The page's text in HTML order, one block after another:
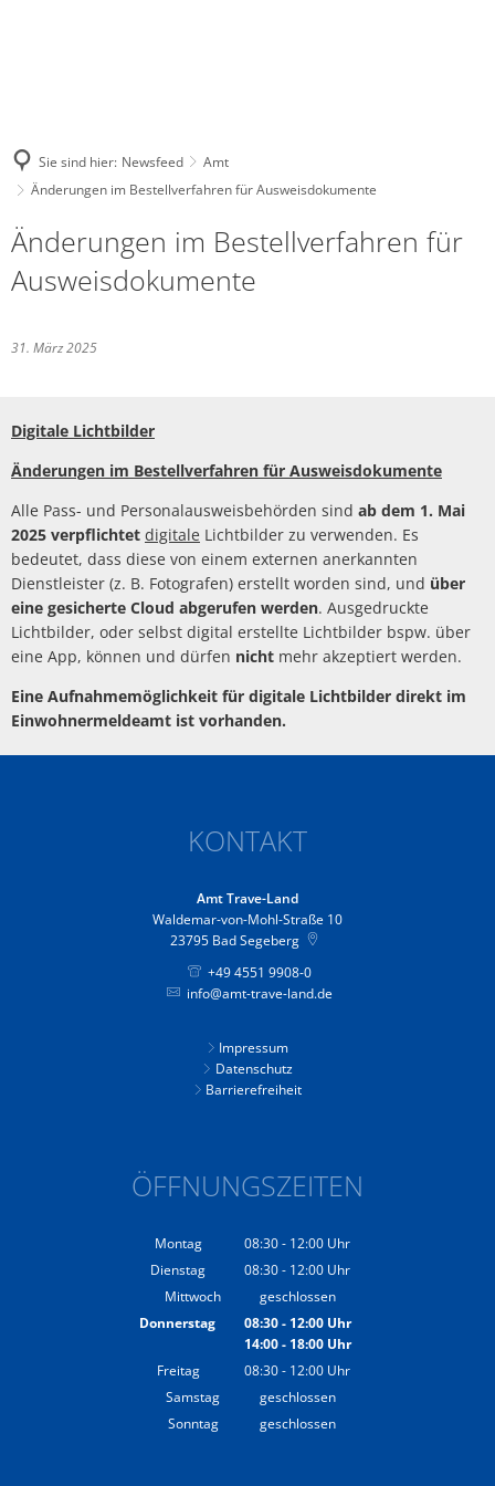
Sie sind hier: Newsfeed
Amt
Änderungen im Bestellverfahren für Ausweisdokumente
Änderungen im Bestellverfahren für
Ausweisdokumente
31. März 2025
Digitale Lichtbilder
Änderungen im Bestellverfahren für Ausweisdokumente
Alle Pass- und Personalausweisbehörden sind ab dem 1. Mai
2025 verpflichtet digitale Lichtbilder zu verwenden. Es
bedeutet, dass diese von einem externen anerkannten
Dienstleister (z. B. Fotografen) erstellt worden sind, und über
eine gesicherte Cloud abgerufen werden. Ausgedruckte
Lichtbilder, oder selbst digital erstellte Lichtbilder bspw. über
eine App, können und dürfen nicht mehr akzeptiert werden.
Eine Aufnahmemöglichkeit für digitale Lichtbilder direkt im
Einwohnermeldeamt ist vorhanden.
KONTAKT
Amt Trave-Land
Waldemar-von-Mohl-Straße 10
23795 Bad Segeberg
+49 4551 9908-0
info@amt-trave-land.de
Impressum
Datenschutz
Barrierefreiheit
ÖFFNUNGSZEITEN
Montag 08:30- 12:00 Uhr
Von 08:30 bis 12:00 Uhr
Dienstag 08:30- 12:00 Uhr
Von 08:30 bis 12:00 Uhr
Mittwoch
geschlossen
Donnerstag
08:30- 12:00Uhr
Von 08:30 bis 12:00 Uhr
14:00- 18:00Uhr
Von 14:00 bis 18:00 Uhr
Freitag 08:30- 12:00 Uhr
Von 08:30 bis 12:00 Uhr
Samstag
geschlossen
Sonntag
geschlossen